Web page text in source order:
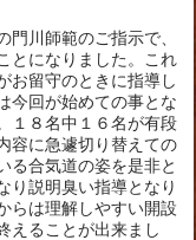
川師範のご指示で、
とになりました。これ
お留守のときに指導し
今回が始めての事とな
１８名中１６名が有段
容に急遽切り替えての
る合気道の姿を是非と
り説明臭い指導となり
らは理解しやすい開設
えることが出来まし